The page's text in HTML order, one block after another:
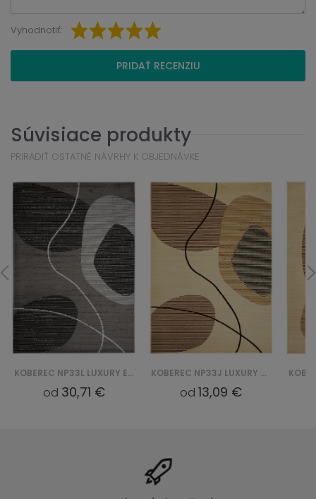
Vyhodnotiť:
PRIDAŤ RECENZIU
Súvisiace produkty
PRIRADIŤ OSTATNÉ NÁVRHY K OBJEDNÁVKE
KOBEREC NP33L LUXURY EYM - SZARY
od 30,71 €
KOBEREC NP33J LUXURY BGX - KREMOWY
od13,09 €